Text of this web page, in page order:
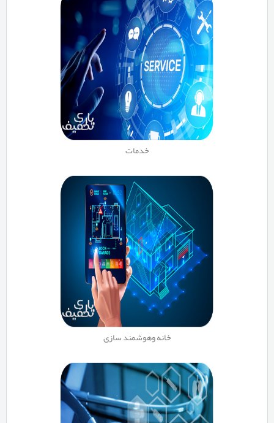
خدمات
خانه وهوشمند سازی